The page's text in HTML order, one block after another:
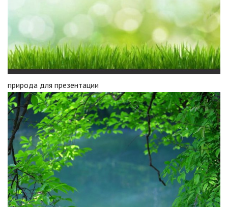
природа для презентации